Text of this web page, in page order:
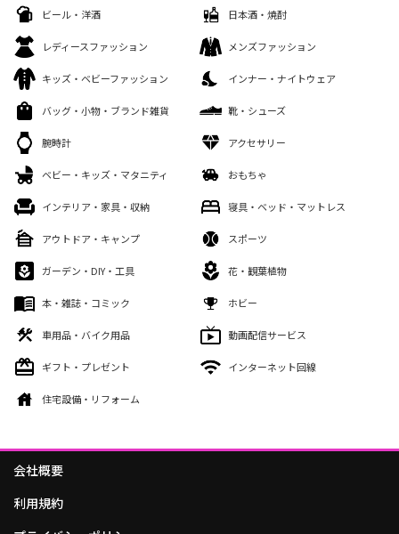
ビール・洋酒 日本酒・焼酎
レディースファッション メンズファッション
キッズ・ベビーファッション インナー・ナイトウェア
バッグ・小物・ブランド雑貨 靴・シューズ
腕時計 アクセサリー
ベビー・キッズ・マタニティ おもちゃ
インテリア・家具・収納 寝具・ベッド・マットレス
アウトドア・キャンプ スポーツ
ガーデン・DIY・工具 花・観葉植物
本・雑誌・コミック ホビー
車用品・バイク用品 動画配信サービス
ギフト・プレゼント インターネット回線
住宅設備・リフォーム
会社概要
利用規約